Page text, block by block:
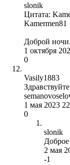
slonik
Цитата:
Kamermen81
Доброй
1 октября
0
Vasily1883
1 мая 2023
0
slonik
2 мая
-1